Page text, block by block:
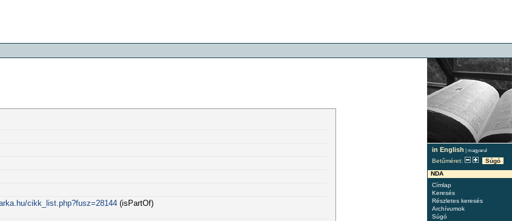
in English | magyarul
Betűméret:
Súgó
NDA
Címlap
Keresés
Részletes keresés
Archívumok
Súgó
cikk_list.php?fusz=28144(isPartOf)